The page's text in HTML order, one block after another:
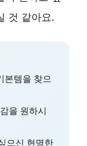
것 같아요.
본템을 찾으
을 원하시
으신 현명한